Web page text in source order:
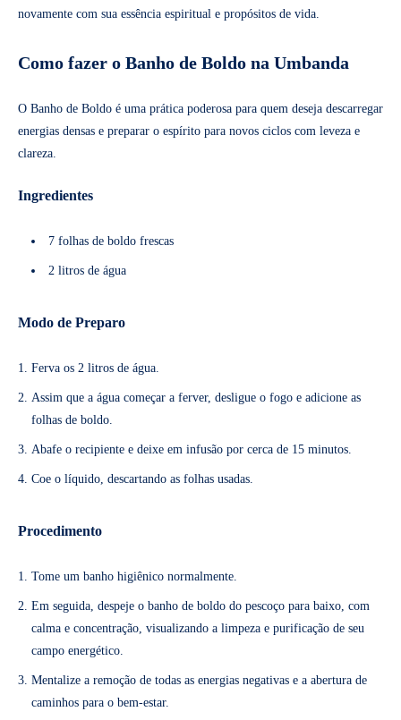
novamente com sua essência espiritual e propósitos de vida.
Como fazer o Banho de Boldo na Umbanda
O Banho de Boldo é uma prática poderosa para quem deseja descarregar
energias densas e preparar o espírito para novos ciclos com leveza e
clareza.
Ingredientes
7 folhas de boldo frescas
2 litros de água
Modo de Preparo
Ferva os 2 litros de água.
Assim que a água começar a ferver, desligue o fogo e adicione as
folhas de boldo.
Abafe o recipiente e deixe em infusão por cerca de 15 minutos.
Coe o líquido, descartando as folhas usadas.
Procedimento
Tome um banho higiênico normalmente.
Em seguida, despeje o banho de boldo do pescoço para baixo, com
calma e concentração, visualizando a limpeza e purificação de seu
campo energético.
Mentalize a remoção de todas as energias negativas e a abertura de
caminhos para o bem-estar.